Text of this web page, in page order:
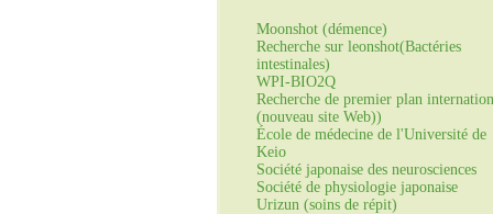
Moonshot (démence)
Recherche sur leonshot(Bactéries
intestinales)
WPI-BIO2Q
Recherche de premier plan
(nouveau site Web))
École de médecine de l'Université de
Keio
Société japonaise des neurosciences
Société de physiologie japonaise
Urizun (soins de répit)